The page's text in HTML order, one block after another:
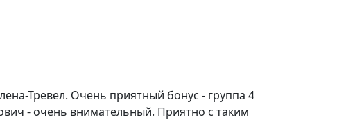
Тревел. Очень приятный бонус - группа 4
- очень внимательный. Приятно с таким